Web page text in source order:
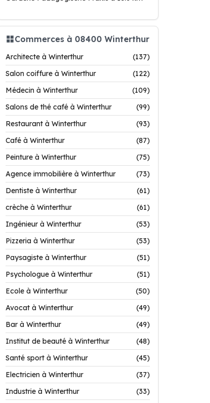
Commerces à 08400 Winterthur
Architecte à Winterthur
(137)
Salon coiffure à Winterthur
(122)
Médecin à Winterthur
(109)
Salons de thé café à Winterthur
(99)
Restaurant à Winterthur
(93)
Café à Winterthur
(87)
Peinture à Winterthur
(75)
Agence immobilière à Winterthur
(73)
Dentiste à Winterthur
(61)
crèche à Winterthur
(61)
Ingénieur à Winterthur
(53)
Pizzeria à Winterthur
(53)
Paysagiste à Winterthur
(51)
Psychologue à Winterthur
(51)
Ecole à Winterthur
(50)
Avocat à Winterthur
(49)
Bar à Winterthur
(49)
Institut de beauté à Winterthur
(48)
Santé sport à Winterthur
(45)
Electricien à Winterthur
(37)
Industrie à Winterthur
(33)